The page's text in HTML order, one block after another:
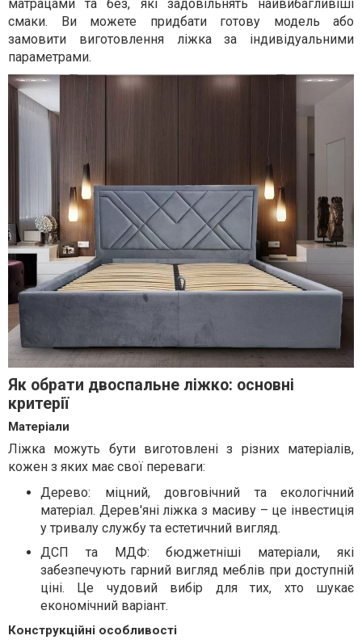
матрацами та без, які задовільнять найвибагливіші
смаки. Ви можете придбати готову модель або
замовити виготовлення ліжка за індивідуальними
параметрами.
Як обрати двоспальне ліжко: основні
критерії
Матеріали
Ліжка можуть бути виготовлені з різних матеріалів,
кожен з яких має свої переваги:
Дерево: міцний, довговічний та екологічний
матеріал. Дерев'яні ліжка з масиву – це інвестиція
у тривалу службу та естетичний вигляд.
ДСП та МДФ: бюджетніші матеріали, які
забезпечують гарний вигляд меблів при доступній
ціні. Це чудовий вибір для тих, хто шукає
економічний варіант.
Конструкційні особливості